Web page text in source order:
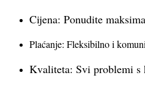
Cijena: Ponudite
Plaćanje: Fleksibilno i
Kvaliteta: Svi problemi